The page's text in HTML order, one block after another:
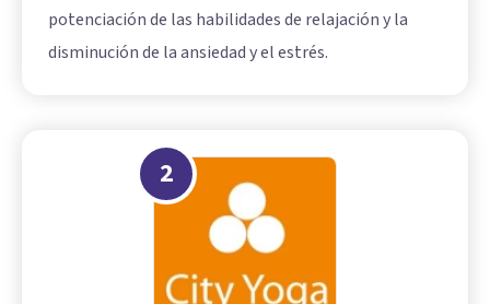
potenciación de las habilidades de relajación y la
disminución de la ansiedad y el estrés.
2